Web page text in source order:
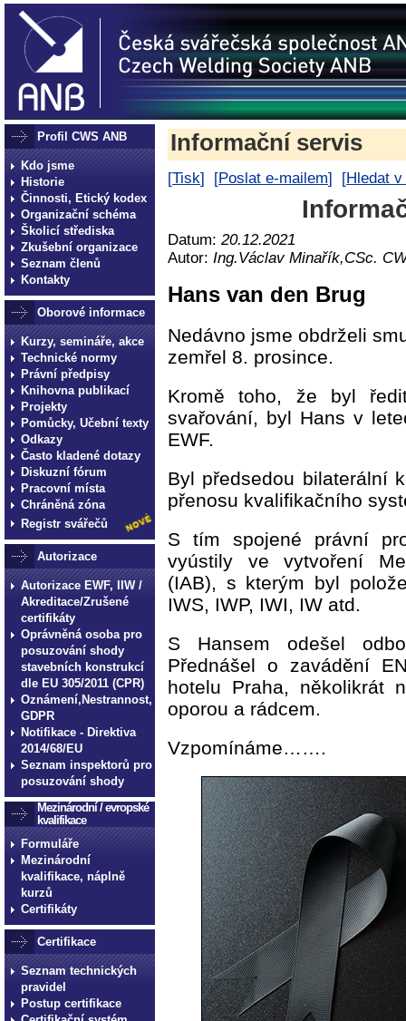
Profil CWS ANB
Kdo jsme
Historie
Činnosti, Etický kodex
Organizační schéma
Školicí střediska
Zkušební organizace
Seznam členů
Kontakty
Oborové informace
Kurzy, semináře, akce
Technické normy
Právní předpisy
Knihovna publikací
Projekty
Pomůcky, Učební texty
Odkazy
Často kladené dotazy
Diskuzní fórum
Pracovní místa
Chráněná zóna
Registr svářečů
Autorizace
Autorizace EWF, IIW /
Akreditace/Zrušené
certifikáty
Oprávněná osoba pro
posuzování shody
stavebních konstrukcí
dle EU 305/2011 (CPR)
Oznámení,Nestrannost,
GDPR
Notifikace - Direktiva
2014/68/EU
Seznam inspektorů pro
posuzování shody
Mezinárodní / evropské
kvalifikace
Formuláře
Mezinárodní
kvalifikace, náplně
kurzů
Certifikáty
Certifikace
Seznam technických
pravidel
Postup certifikace
Informační servis
[Tisk] [Poslat e-mailem] [Hledat
Datum: 20.12.2021
Autor: Ing.Václav Minařík,CSc.
Hans van den Brug
Nedávno jsme obdrželi
zemřel 8. prosince.
Kromě toho, že byl
svařování, byl Hans v
EWF.
Byl předsedou bilaterální
přenosu kvalifikačního
S tím spojené právní
vyústily ve vytvoření
(IAB), s kterým byl
IWS, IWP, IWI, IW atd.
S Hansem odešel
Přednášel o zavádění
hotelu Praha, několikrát
oporou a rádcem.
Vzpomínáme…….